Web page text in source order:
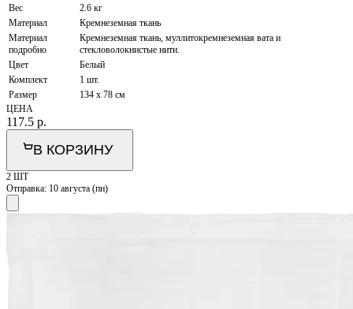
Вес
2.6 кг
Материал
Кремнеземная ткань
Материал
подробно
Кремнеземная ткань, муллитокремнеземная вата и
стекловолокнистые нити.
Цвет
Белый
Комплект
1 шт.
Размер
134 x 78 см
ЦЕНА
117.5 р.
В КОРЗИНУ
2 ШТ
Отправка: 10 августа (пн)